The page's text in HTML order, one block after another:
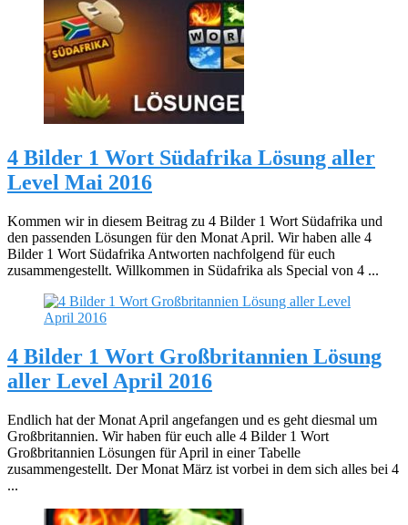
4 Bilder 1 Wort Südafrika Lösung aller
Level Mai 2016
Kommen wir in diesem Beitrag zu 4 Bilder 1 Wort Südafrika und
den passenden Lösungen für den Monat April. Wir haben alle 4
Bilder 1 Wort Südafrika Antworten nachfolgend für euch
zusammengestellt. Willkommen in Südafrika als Special von 4 ...
4 Bilder 1 Wort Großbritannien Lösung
aller Level April 2016
Endlich hat der Monat April angefangen und es geht diesmal um
Großbritannien. Wir haben für euch alle 4 Bilder 1 Wort
Großbritannien Lösungen für April in einer Tabelle
zusammengestellt. Der Monat März ist vorbei in dem sich alles bei 4
...